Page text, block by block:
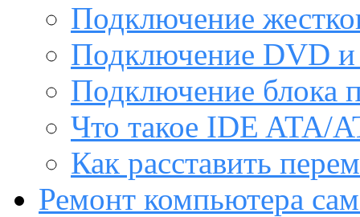
Подключение
Подключение DVD и
Подключение блока
Что такое IDE ATA/
Как расставить
Ремонт компьютера